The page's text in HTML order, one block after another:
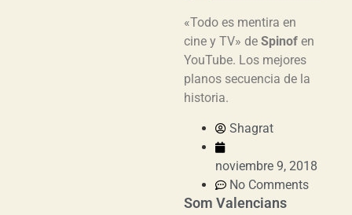
«Todo es mentira en
cine y TV» de Spinof en
YouTube. Los mejores
planos secuencia de la
historia.
Shagrat
noviembre 9, 2018
No Comments
Som Valencians